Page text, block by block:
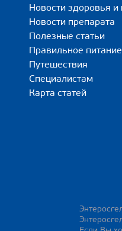
Новости здоровья и
Новости препарата
Полезные статьи
Правильное питание
Путешествия
Специалистам
Карта статей